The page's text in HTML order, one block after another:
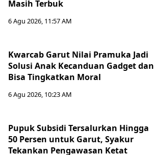
Masih Terbuk
6 Agu 2026, 11:57 AM
Kwarcab Garut Nilai Pramuka Jadi
Solusi Anak Kecanduan Gadget dan
Bisa Tingkatkan Moral
6 Agu 2026, 10:23 AM
Pupuk Subsidi Tersalurkan Hingga
50 Persen untuk Garut, Syakur
Tekankan Pengawasan Ketat